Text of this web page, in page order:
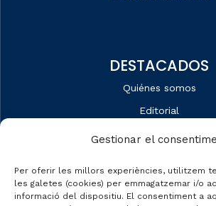
Gestionar el
Per oferir les millors experiències, utilitzem
les galetes (cookies) per emmagatzemar i/o
informació del dispositiu. El consentiment a
DESTACADOS
Quiénes somos
Editorial
Datos de mercado